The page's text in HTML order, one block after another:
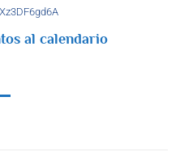
al calendario